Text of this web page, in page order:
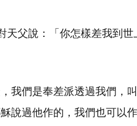
天父說：「你怎樣差我到
我們是奉差派透過我們，
說過他作的，我們也可以